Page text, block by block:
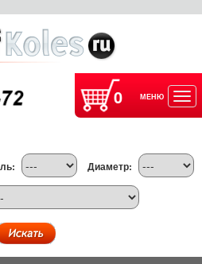
0 МЕНЮ
Диаметр: